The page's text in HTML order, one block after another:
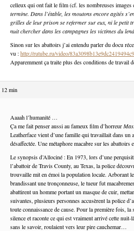
celleux qui ont fait le film (cf. les nombreuses images
termine. Dans l’étable, les moutons encore agités
grilles de leur prison se refermer sur eux, ni le petit
nuit chercher dans les campagnes les victimes du
Sinon sur les abattoirs j’ai entendu parler du docu
vu :http://rutube.ru/video/
Apparemment ça traite plus des conditions de travail
12 min
Aaaah l’humanité …
Ça me fait penser aussi au fameux film d’horreur
Leatherface vient d’une famille qui travaillait dans
désaffectée. Une métaphore macabre sur les abattoirs
Le synopsis d’Allociné : En 1973, lors d’une
l’abattoir de Travis County, au Texas, la police
trouvaille mit en émoi la population locale. Arborant
brandissant une tronçonneuse, le tueur fut
abattirent un homme portant un masque de cuir,
suivantes, plusieurs personnes accusèrent la police
toute connaissance de cause. Pour la première fois,
silence et raconte ce qui est vraiment arrivé cette
sans le savoir, roulaient vers leur pire cauchemar…